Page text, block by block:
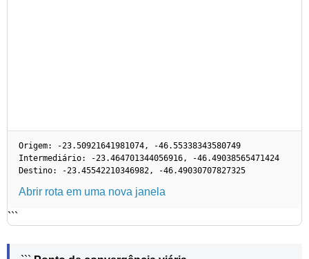
Origem: -23.50921641981074, -46.55338343580749
Intermediário: -23.464701344056916, -46.49038565471424
Destino: -23.45542210346982, -46.49030707827325
Abrir rota em uma nova janela
```